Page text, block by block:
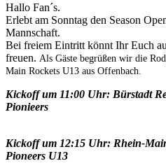
Hallo Fan´s.
Erlebt am Sonntag den Season
Mannschaft.
Bei freiem Eintritt könnt Ihr Euch
freuen. Als Gäste begrüßen wir die
Main Rockets U13 aus Offenbach.
Kickoff um 11:00 Uhr: Bürstadt
Pionieers
Kickoff um 12:15 Uhr: Rhein-
Pioneers U13